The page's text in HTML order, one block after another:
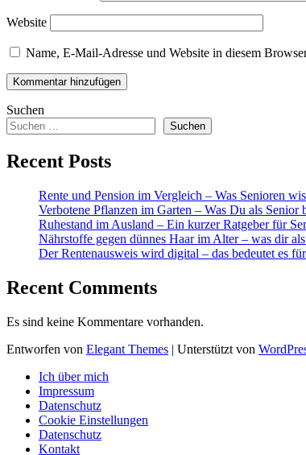
Website
Name, E-Mail-Adresse und Website in diesem
Suchen
Suchen
Recent Posts
Rente und Pension im Vergleich – Was Senioren
Verbotene Pflanzen im Garten – Was Du als Senior
Ruhestand im Ausland – Ein kurzer Ratgeber für
Nährstoffe gegen dünnes Haar im Alter – was dir
Der Rentenausweis wird digital – das bedeutet es
Recent Comments
Es sind keine Kommentare vorhanden.
Entworfen von Elegant Themes | Unterstützt von
Ich über mich
Impressum
Datenschutz
Cookie Einstellungen
Datenschutz
Kontakt